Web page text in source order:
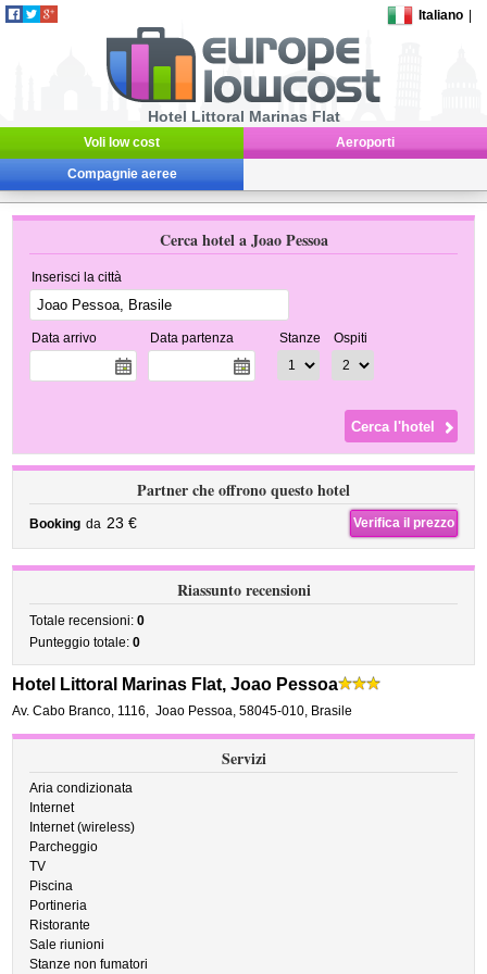
Italiano
Hotel Littoral Marinas Flat
Voli low cost Aeroporti
Compagnie aeree
Cerca hotel a Joao Pessoa
Inserisci la città
Data arrivo Data partenza Stanze Ospiti
Partner che offrono questo hotel
Booking da 23 € Verifica il prezzo
Riassunto recensioni
Totale recensioni:0
Punteggio totale:0
Hotel Littoral Marinas Flat, Joao Pessoa
Av. Cabo Branco, 1116, Joao Pessoa,58045-010, Brasile
Servizi
Aria condizionata
Internet
Internet (wireless)
Parcheggio
TV
Piscina
Portineria
Ristorante
Sale riunioni
Stanze non fumatori